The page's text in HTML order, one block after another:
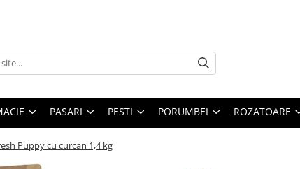
PASARI PESTI PORUMBEI ROZATOARE
Puppy cu curcan 1,4 kg